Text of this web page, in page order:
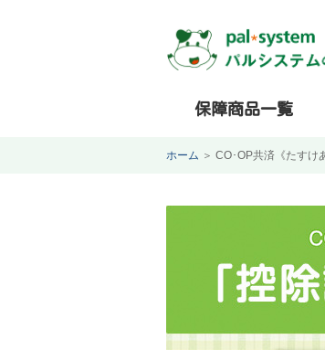
保障商品一覧
ホーム ＞ CO･OP共済《たす